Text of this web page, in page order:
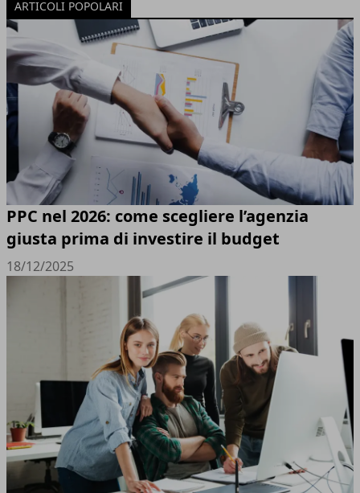
ARTICOLI POPOLARI
PPC nel 2026: come scegliere l’agenzia
giusta prima di investire il budget
18/12/2025